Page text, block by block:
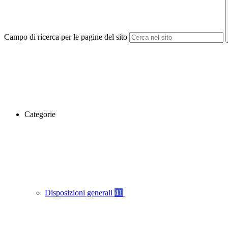
Campo di ricerca per le pagine del sito
Categorie
Disposizioni generali 41